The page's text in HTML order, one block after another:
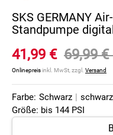
SKS GERMANY
Standpumpe
41,99 € 69,99 €
Onlinepreisinkl. MwSt, zzgl. Versand
Farbe: Schwarz |
Größe: bis 144 PSI